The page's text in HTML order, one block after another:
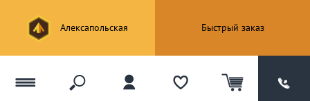
Алексапольская Быстрый заказ